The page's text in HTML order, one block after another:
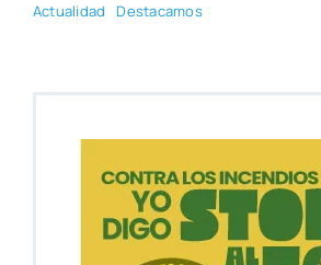
Actua­li­dad Des­ta­ca­mos